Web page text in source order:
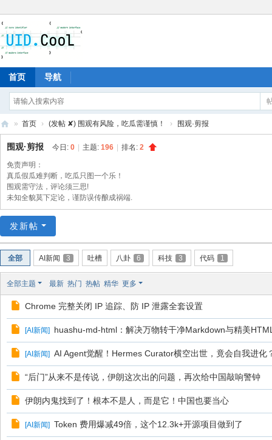
首页 导航
有
地
» 首页 › (发帖 ✘) 围观有风险，吃瓜需谨慎！ › 围观·剪报
围观·剪报 今日: 0 主题: 196 排名: 2
免责声明：
真瓜假瓜难判断，吃瓜只图一个乐！
围观需守法，评论须三思!
未知全貌莫下定论，谨防误传酿成祸端.
发新帖
全部 AI新闻 3 吐槽 八卦 6 科技 3 代码 1
全部主题 最新 热门 热帖 精华 更多
Chrome 完整关闭 IP 追踪、防 IP 泄露全套设置
[AI新闻] huashu-md-html：解决万物转干净Markdown与精美
[AI新闻] AI Agent觉醒！Hermes Curator横空出世，竟会自我进化
“后门”从来不是传说，伊朗这次出的问题，再次给中国敲响警钟
伊朗内鬼找到了！根本不是人，而是它！中国也要当心
[AI新闻] Token 费用爆减49倍，这个12.3k+开源项目做到了